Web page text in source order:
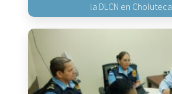
la DLCN en Choluteca